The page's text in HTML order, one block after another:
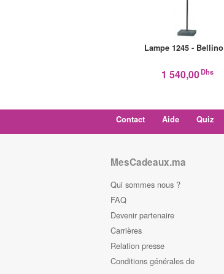
Lampe 1245 -
1 540,00Dhs
Contact Aide Quiz
MesCadeaux.ma
Qui sommes nous ?
FAQ
Devenir partenaire
Carrières
Relation presse
Conditions générales de